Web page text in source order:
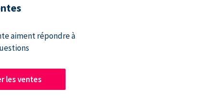
aiment répondre à
les ventes